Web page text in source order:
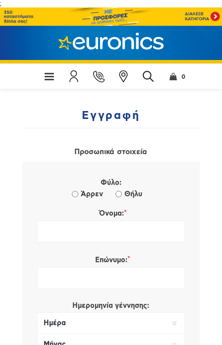
;
0
Εγγραφή
Προσωπικά στοιχεία
Φύλο:
Άρρεν
Θήλυ
Όνομα:*
Επώνυμο:*
Ημερομηνία γέννησης: